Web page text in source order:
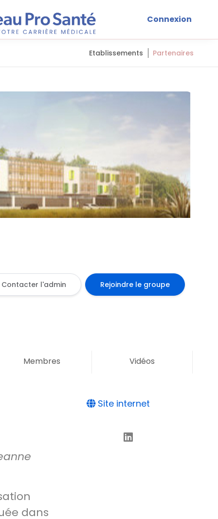
Connexion
Etablissements Partenaires
Contacter l'admin Rejoindre le groupe
Membres Vidéos
dans
Site internet